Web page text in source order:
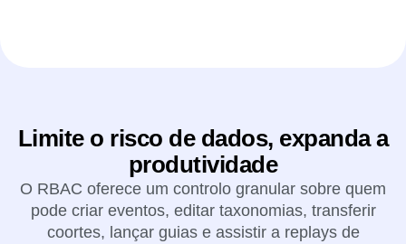
Limite o risco de dados, expanda a
produtividade
O RBAC oferece um controlo granular sobre quem
pode criar eventos, editar taxonomias, transferir
coortes, lançar guias e assistir a replays de